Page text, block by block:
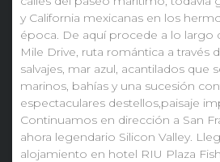
y California mexicanas en los
época. De aquí procede a lo largo
Mile Drive, ruta romántica a través
salvajes, mar azul, acantilados que
marinos, bahías y una sucesión
espectaculares destellos,paisaje
Continuamos en dirección a San
ahora legendario Silicon Valley.
alojamiento en hotel RIU Plaza